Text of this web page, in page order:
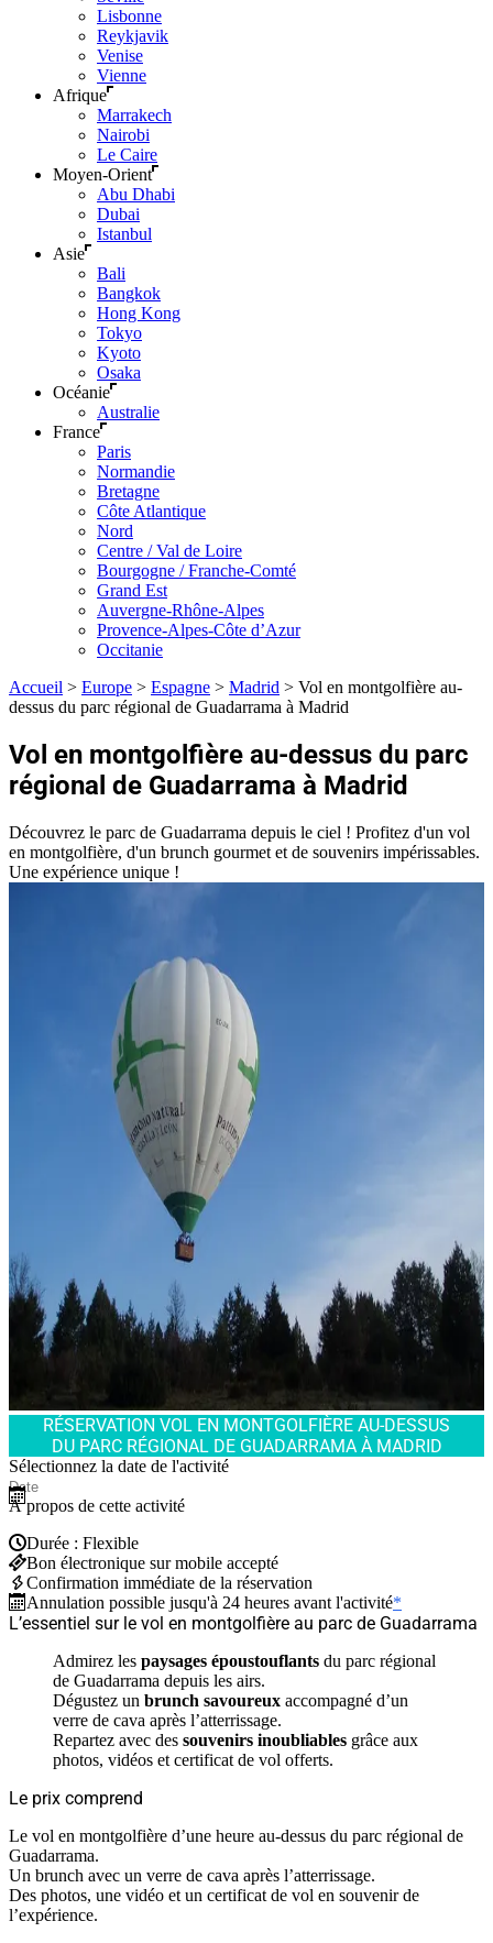
Lisbonne
Reykjavik
Venise
Vienne
Afrique
Marrakech
Nairobi
Le Caire
Moyen-Orient
Abu Dhabi
Dubai
Istanbul
Asie
Bali
Bangkok
Hong Kong
Tokyo
Kyoto
Osaka
Océanie
Australie
France
Paris
Normandie
Bretagne
Côte Atlantique
Nord
Centre / Val de Loire
Bourgogne / Franche-Comté
Grand Est
Auvergne-Rhône-Alpes
Provence-Alpes-Côte d’Azur
Occitanie
Accueil > Europe > Espagne > Madrid > Vol en montgolfière au-
dessus du parc régional de Guadarrama à Madrid
Vol en montgolfière au-dessus du parc
régional de Guadarrama à Madrid
Découvrez le parc de Guadarrama depuis le ciel ! Profitez d'un vol
en montgolfière, d'un brunch gourmet et de souvenirs impérissables.
Une expérience unique !
RÉSERVATION VOL EN MONTGOLFIÈRE AU-DESSUS
DU PARC RÉGIONAL DE GUADARRAMA À MADRID
Sélectionnez la date de l'activité
À propos de cette activité
Durée : Flexible
Bon électronique sur mobile accepté
Confirmation immédiate de la réservation
Annulation possible jusqu'à 24 heures avant l'activité*
L’essentiel sur le vol en montgolfière au parc de Guadarrama
Admirez les paysages époustouflants du parc régional
de Guadarrama depuis les airs.
Dégustez un brunch savoureux accompagné d’un
verre de cava après l’atterrissage.
Repartez avec des souvenirs inoubliables grâce aux
photos, vidéos et certificat de vol offerts.
Le prix comprend
Le vol en montgolfière d’une heure au-dessus du parc régional de
Guadarrama.
Un brunch avec un verre de cava après l’atterrissage.
Des photos, une vidéo et un certificat de vol en souvenir de
l’expérience.